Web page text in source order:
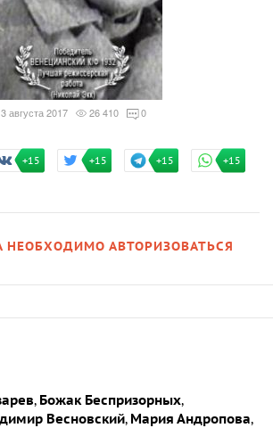
3 августа 2017 26 410 0
+15 +15 +15 +15
НЕОБХОДИМО АВТОРИЗОВАТЬСЯ
, Божак Беспризорных,
Весновский, Мария Андропова,